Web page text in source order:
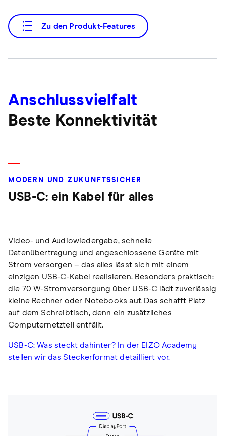
Zu den Produkt-Features
Anschlussvielfalt
Beste Konnektivität
MODERN UND ZUKUNFTSSICHER
USB-C: ein Kabel für alles
Video- und Audiowiedergabe, schnelle
Datenübertragung und angeschlossene Geräte mit
Strom versorgen – das alles lässt sich mit einem
einzigen USB-C-Kabel realisieren. Besonders praktisch:
die 70 W-Stromversorgung über USB-C lädt zuverlässig
kleine Rechner oder Notebooks auf. Das schafft Platz
auf dem Schreibtisch, denn ein zusätzliches
Computernetzteil entfällt.
USB-C: Was steckt dahinter? In der EIZO Academy
stellen wir das Steckerformat detailliert vor.